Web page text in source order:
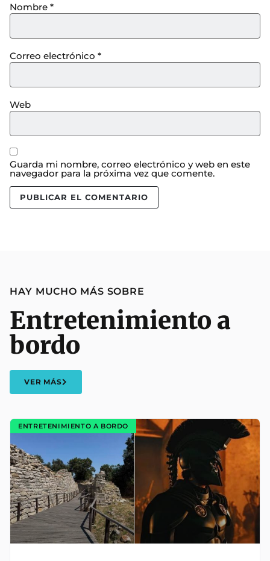
Nombre *
Correo electrónico *
Web
Guarda mi nombre, correo electrónico y web en este
navegador para la próxima vez que comente.
HAY MUCHO MÁS SOBRE
Entretenimiento a
bordo
VER MÁS
ENTRETENIMIENTO A BORDO